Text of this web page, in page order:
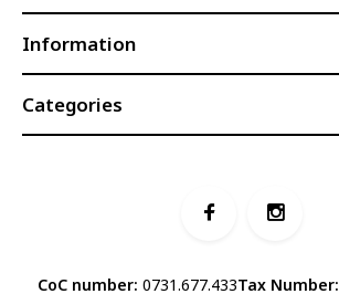
Information
Categories
CoC number: 0731.677.433Tax Number: